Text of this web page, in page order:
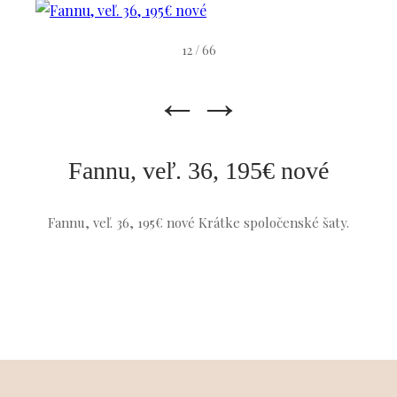
12 / 66
← →
Fannu, veľ. 36, 195€ nové
Fannu, veľ. 36, 195€ nové Krátke spoločenské šaty.